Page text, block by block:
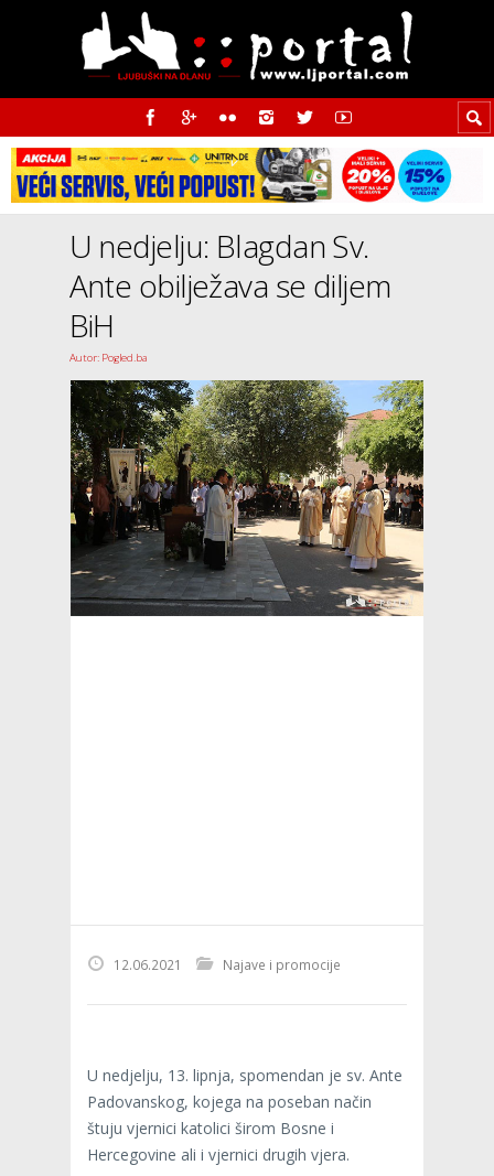
U nedjelju: Blagdan Sv.
Ante obilježava se diljem
BiH
Autor: Pogled.ba
12.06.2021 Najave i promocije
U nedjelju, 13. lipnja, spomendan je sv. Ante
Padovanskog, kojega na poseban način
štuju vjernici katolici širom Bosne i
Hercegovine ali i vjernici drugih vjera.